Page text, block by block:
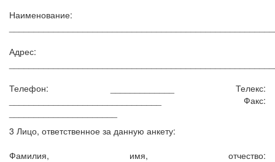
Наименование:
Адрес:
Телефон: _____________ Телекс:
_______________________________ Факс:
3 Лицо, ответственное за данную анкету:
Фамилия, имя, отчество: